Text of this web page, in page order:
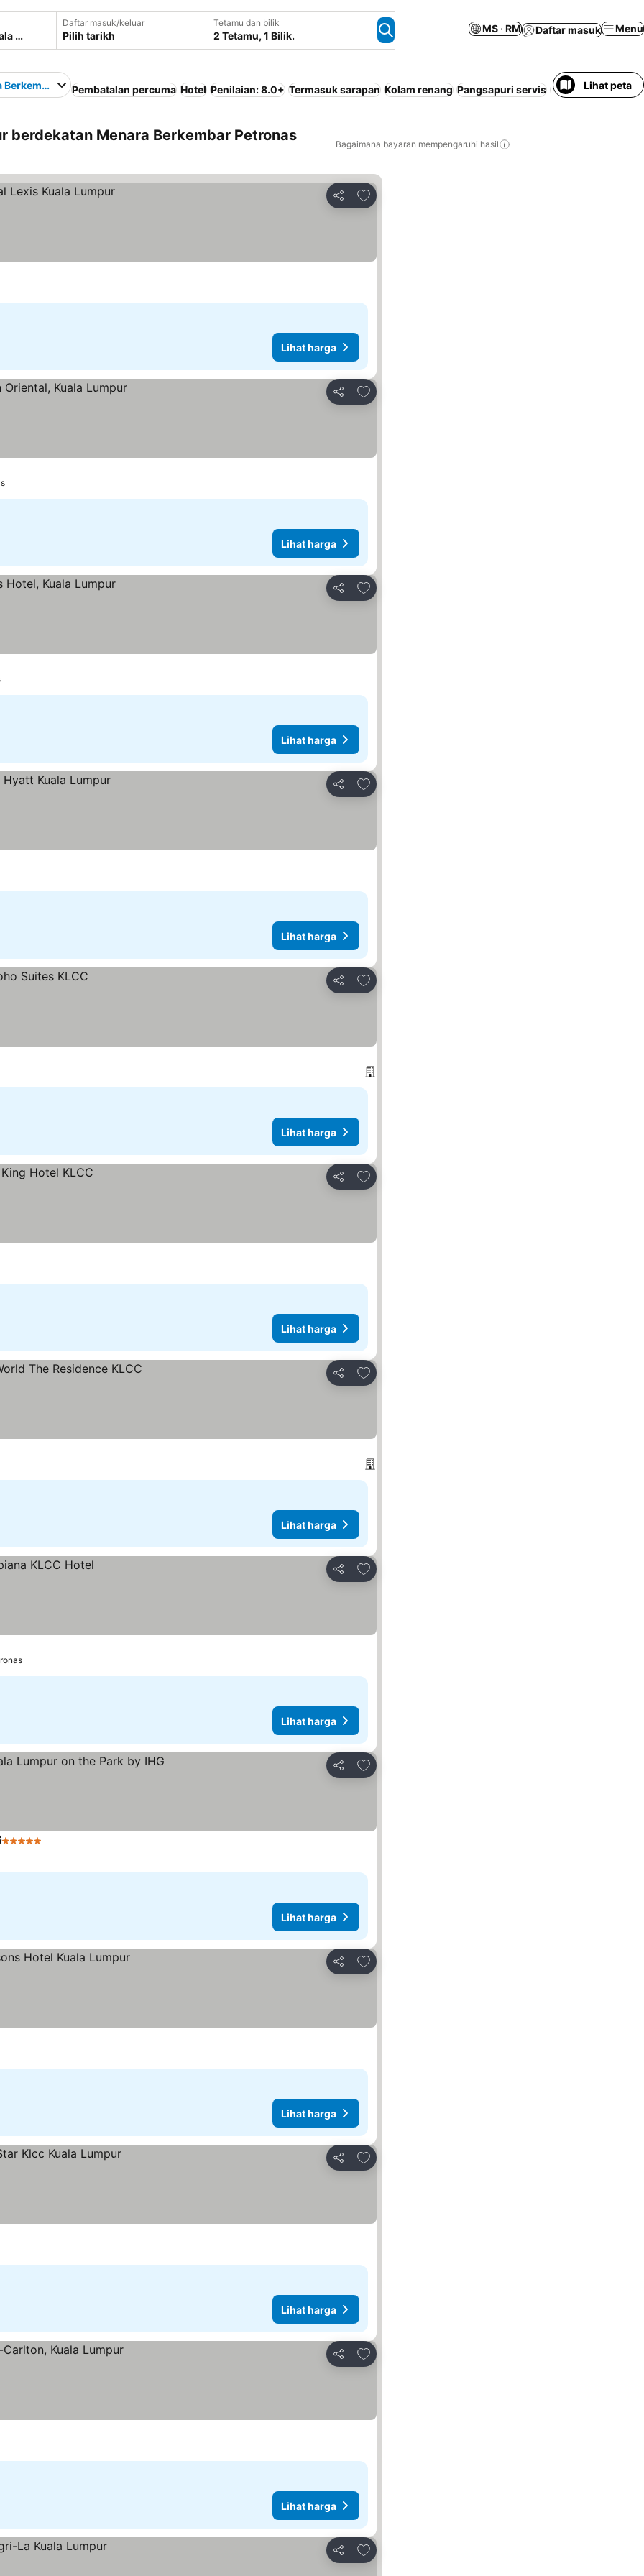
Daftar masuk/keluar
Pilih tarikh
Tetamu dan bilik
2 Tetamu, 1 Bilik.
MS · RM Daftar masuk Menu
Berkembar PetronasPembatalan percuma Hotel Penilaian: 8.0+ Termasuk sarapan Kolam renang Pangsapuri servis Penyaman hawa
Lihat peta
berdekatan Menara Berkembar Petronas
Bagaimana bayaran mempengaruhi hasil
Kongsi
Tambah ke favorit
Lihat harga
Kongsi
Tambah ke favorit
Lihat harga
Kongsi
Tambah ke favorit
Lihat harga
Kongsi
Tambah ke favorit
Lihat harga
Kongsi
Tambah ke favorit
Lihat harga
Kongsi
Tambah ke favorit
Lihat harga
Kongsi
Tambah ke favorit
Lihat harga
Kongsi
Tambah ke favorit
Lihat harga
Kongsi
Tambah ke favorit
5 Bintang
Lihat harga
Kongsi
Tambah ke favorit
Lihat harga
Kongsi
Tambah ke favorit
Lihat harga
Kongsi
Tambah ke favorit
Lihat harga
Kongsi
Tambah ke favorit